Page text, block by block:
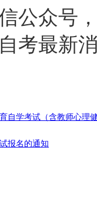
公众号
考最新
自学考试（含教师心理
报名的通知